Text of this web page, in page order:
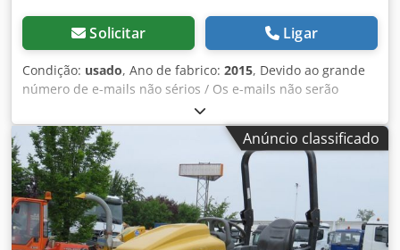
Solicitar Ligar
Condição: usado, Ano de fabrico: 2015, Devido ao grande
número de e-mails não sérios / Os e-mails não serão
respondidos Djdeztlhqjpfx Afaekr WhatsApp "SALVO
ERROS, DIGITAIS E VENDA INTERMEDIÁRIA"
Anúncio classificado